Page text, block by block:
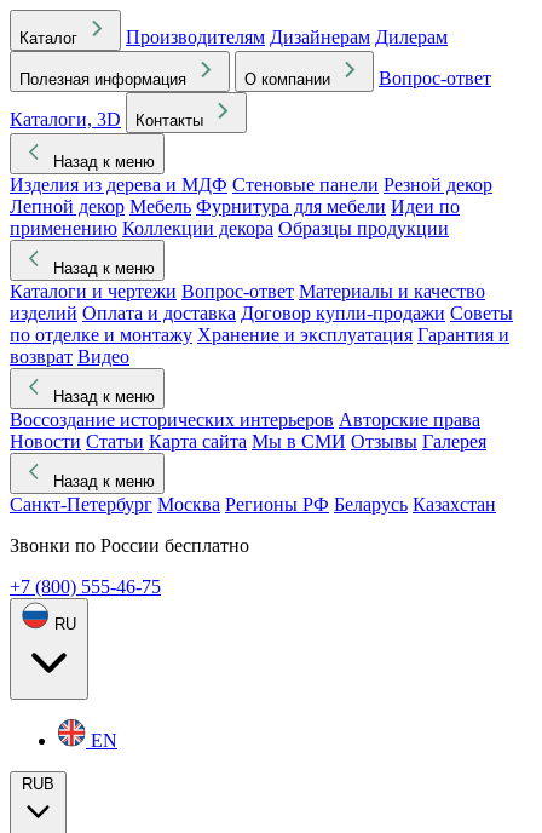
Каталог Производителям Дизайнерам Дилерам
Полезная информация О компании
Вопрос-ответ
Каталоги, 3D
Контакты
Назад к меню
Изделия из дерева и МДФ Стеновые панели Резной декор
Лепной декор Мебель Фурнитура для мебели Идеи по
применению Коллекции декора Образцы продукции
Назад к меню
Каталоги и чертежи Вопрос-ответ Материалы и качество
изделий Оплата и доставка Договор купли-продажи Советы
по отделке и монтажу Хранение и эксплуатация Гарантия и
возврат Видео
Назад к меню
Воссоздание исторических интерьеров Авторские права
Новости Статьи Карта сайта Мы в СМИ Отзывы Галерея
Назад к меню
Санкт-Петербург Москва Регионы РФ Беларусь Казахстан
Звонки по России бесплатно
+7 (800) 555-46-75
RU
EN
RUB